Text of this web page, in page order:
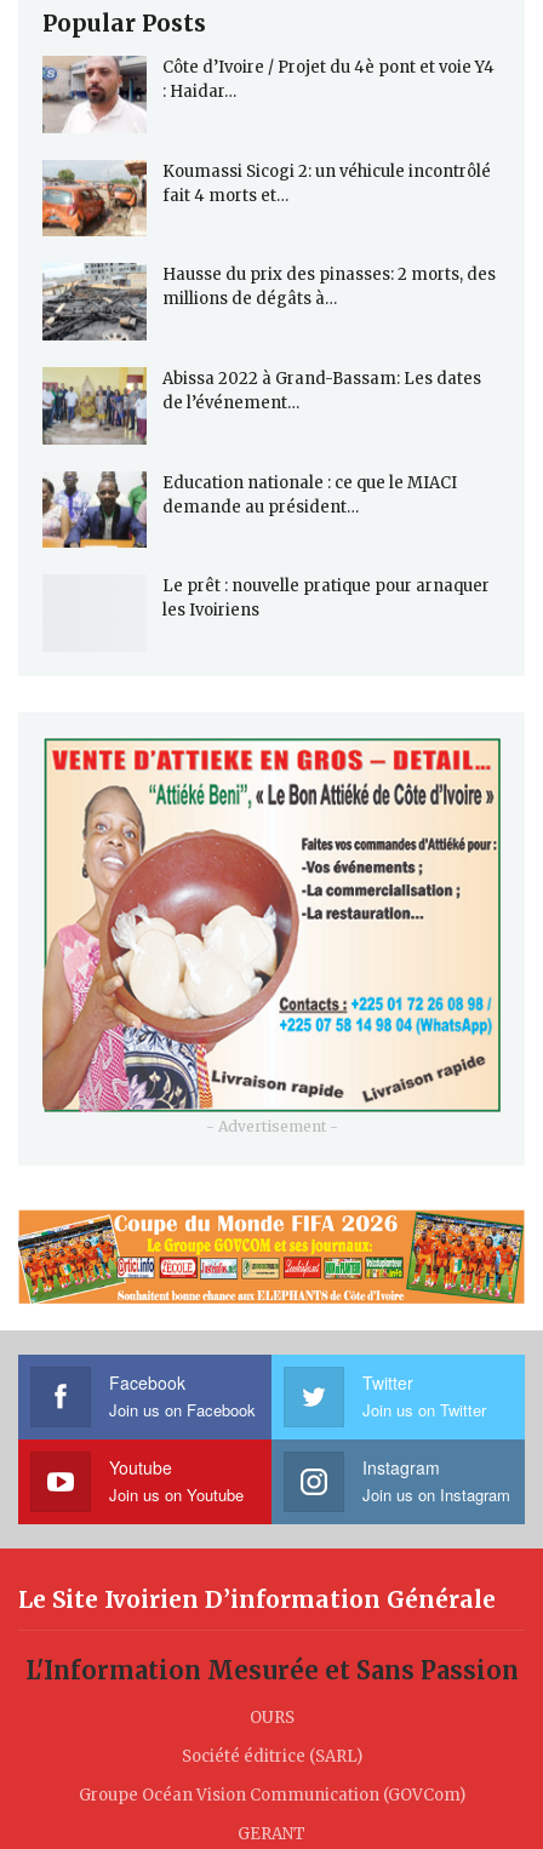
Popular Posts
Côte d’Ivoire / Projet du 4è pont et voie Y4
: Haidar…
Koumassi Sicogi 2: un véhicule incontrôlé
fait 4 morts et…
Hausse du prix des pinasses: 2 morts, des
millions de dégâts à…
Abissa 2022 à Grand-Bassam: Les dates
de l’événement…
Education nationale : ce que le MIACI
demande au président…
Le prêt : nouvelle pratique pour arnaquer
les Ivoiriens
- Advertisement -
Facebook
Join us on Facebook
Twitter
Join us on Twitter
Youtube
Join us on Youtube
Instagram
Join us on Instagram
Le Site Ivoirien D’information Générale
L'Information Mesurée et Sans Passion
OURS
Société éditrice (SARL)
Groupe Océan Vision Communication (GOVCom)
GERANT